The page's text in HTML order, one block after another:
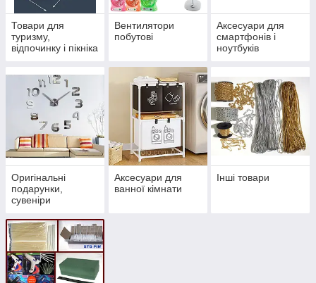
Товари для
туризму,
відпочинку і пікніка
Вентилятори
побутові
Аксесуари для
смартфонів і
ноутбуків
Оригінальні
подарунки,
сувеніри
Аксесуари для
ванної кімнати
Інші товари